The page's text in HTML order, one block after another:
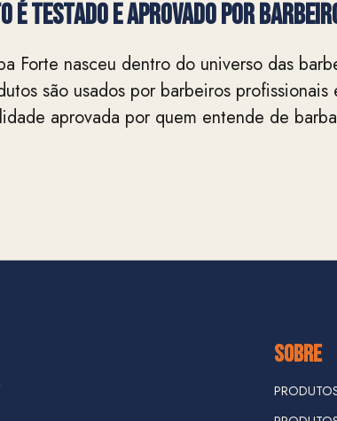
é testado e aprovado por
Forte nasceu dentro do universo das
são usados por barbeiros
aprovada por quem entende de
SOBRE